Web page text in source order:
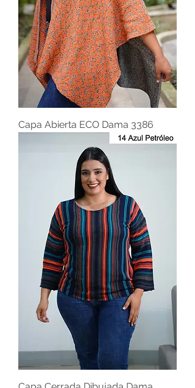
Capa Abierta ECO Dama 3386